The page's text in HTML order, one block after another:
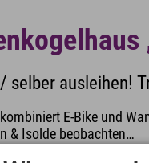
selber ausleihen!
E-Bike und
& Isolde beobachten…